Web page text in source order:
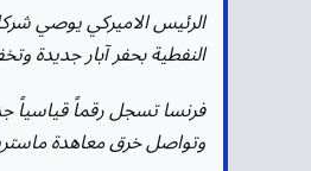
الرئيس الاميركي يوصي
النفطية بحفر آبار جديدة
فرنسا تسجل رقماً قياسياً
وتواصل خرق معاهدة